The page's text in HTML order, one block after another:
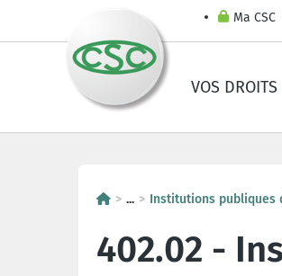
Ma CSC
VOS DROITS
... Institutions publiques
402.02 -